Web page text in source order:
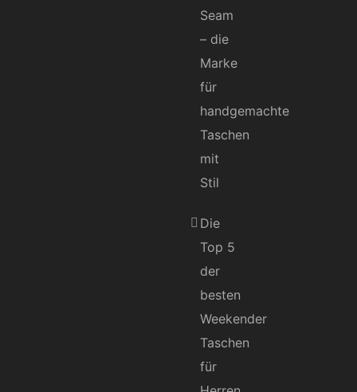
Seam
– die
Marke
für
handgemachte
Taschen
mit
Stil
Die
Top 5
der
besten
Weekender
Taschen
für